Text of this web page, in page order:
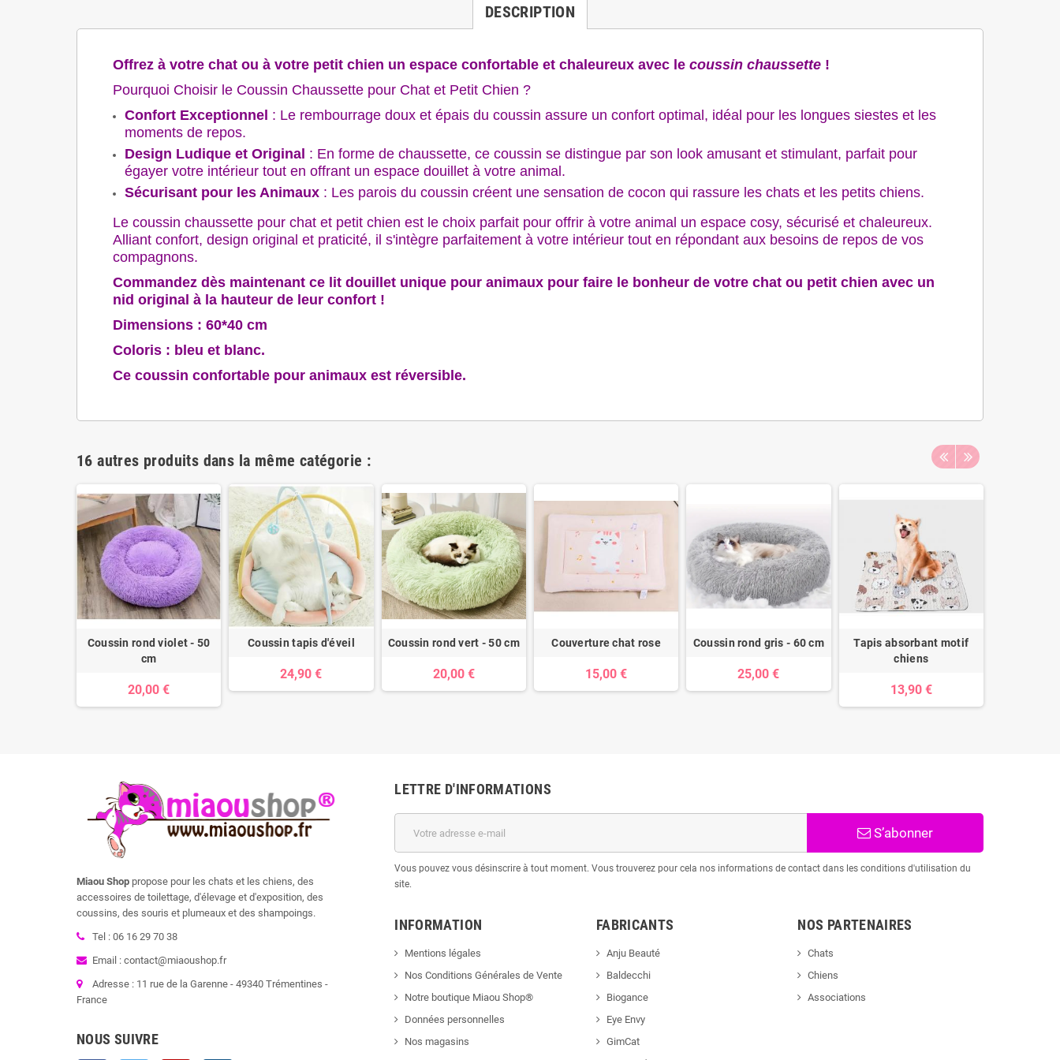
DESCRIPTION
Offrez à votre chat ou à votre petit chien un espace confortable et chaleureux avec le coussin chaussette !
Pourquoi Choisir le Coussin Chaussette pour Chat et Petit Chien ?
Confort Exceptionnel : Le rembourrage doux et épais du coussin assure un confort optimal, idéal pour les longues siestes et les
moments de repos.
Design Ludique et Original : En forme de chaussette, ce coussin se distingue par son look amusant et stimulant, parfait pour
égayer votre intérieur tout en offrant un espace douillet à votre animal.
Sécurisant pour les Animaux : Les parois du coussin créent une sensation de cocon qui rassure les chats et les petits chiens.
Le coussin chaussette pour chat et petit chien est le choix parfait pour offrir à votre animal un espace cosy, sécurisé et chaleureux.
Alliant confort, design original et praticité, il s'intègre parfaitement à votre intérieur tout en répondant aux besoins de repos de vos
compagnons.
Commandez dès maintenant ce lit douillet unique pour animaux pour faire le bonheur de votre chat ou petit chien avec un
nid original à la hauteur de leur confort !
Dimensions : 60*40 cm
Coloris : bleu et blanc.
Ce coussin confortable pour animaux est réversible.
16 autres produits dans la même catégorie :
Coussin rond violet - 50
cm
20,00 €
Coussin tapis d'éveil
24,90 €
Coussin rond vert - 50 cm
20,00 €
Couverture chat rose
15,00 €
Coussin rond gris - 60 cm
25,00 €
Tapis absorbant motif
chiens
13,90 €
Miaou Shop propose pour les chats et les chiens, des
accessoires de toilettage, d'élevage et d'exposition, des
coussins, des souris et plumeaux et des shampoings.
Tel : 06 16 29 70 38
Email : contact@miaoushop.fr
Adresse : 11 rue de la Garenne - 49340 Trémentines -
France
NOUS SUIVRE
LETTRE D'INFORMATIONS
S’abonner
Vous pouvez vous désinscrire à tout moment. Vous trouverez pour cela nos informations de contact dans les conditions d'utilisation du
site.
INFORMATION
Mentions légales
Nos Conditions Générales de Vente
Notre boutique Miaou Shop®
Données personnelles
Nos magasins
FABRICANTS
Anju Beauté
Baldecchi
Biogance
Eye Envy
GimCat
NOS PARTENAIRES
Chats
Chiens
Associations